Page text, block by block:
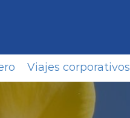
Viajes corporativos